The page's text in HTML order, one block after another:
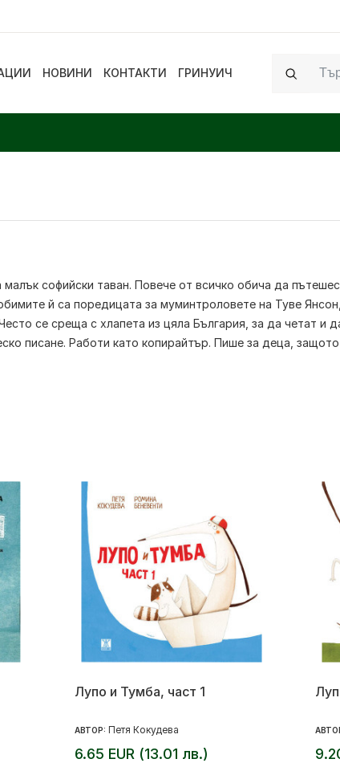
НОВИНИ КОНТАКТИ ГРИНУИЧ
Search
софийски таван. Повече от всичко обича да
й са поредицата за муминтроловете на Туве
се среща с хлапета из цяла България, за да четат и
писане. Работи като копирайтър. Пише за деца, защото
Лупо и Тумба, част 1
АВТОР: Петя Кокудева
6.65 EUR (13.01 лв.)